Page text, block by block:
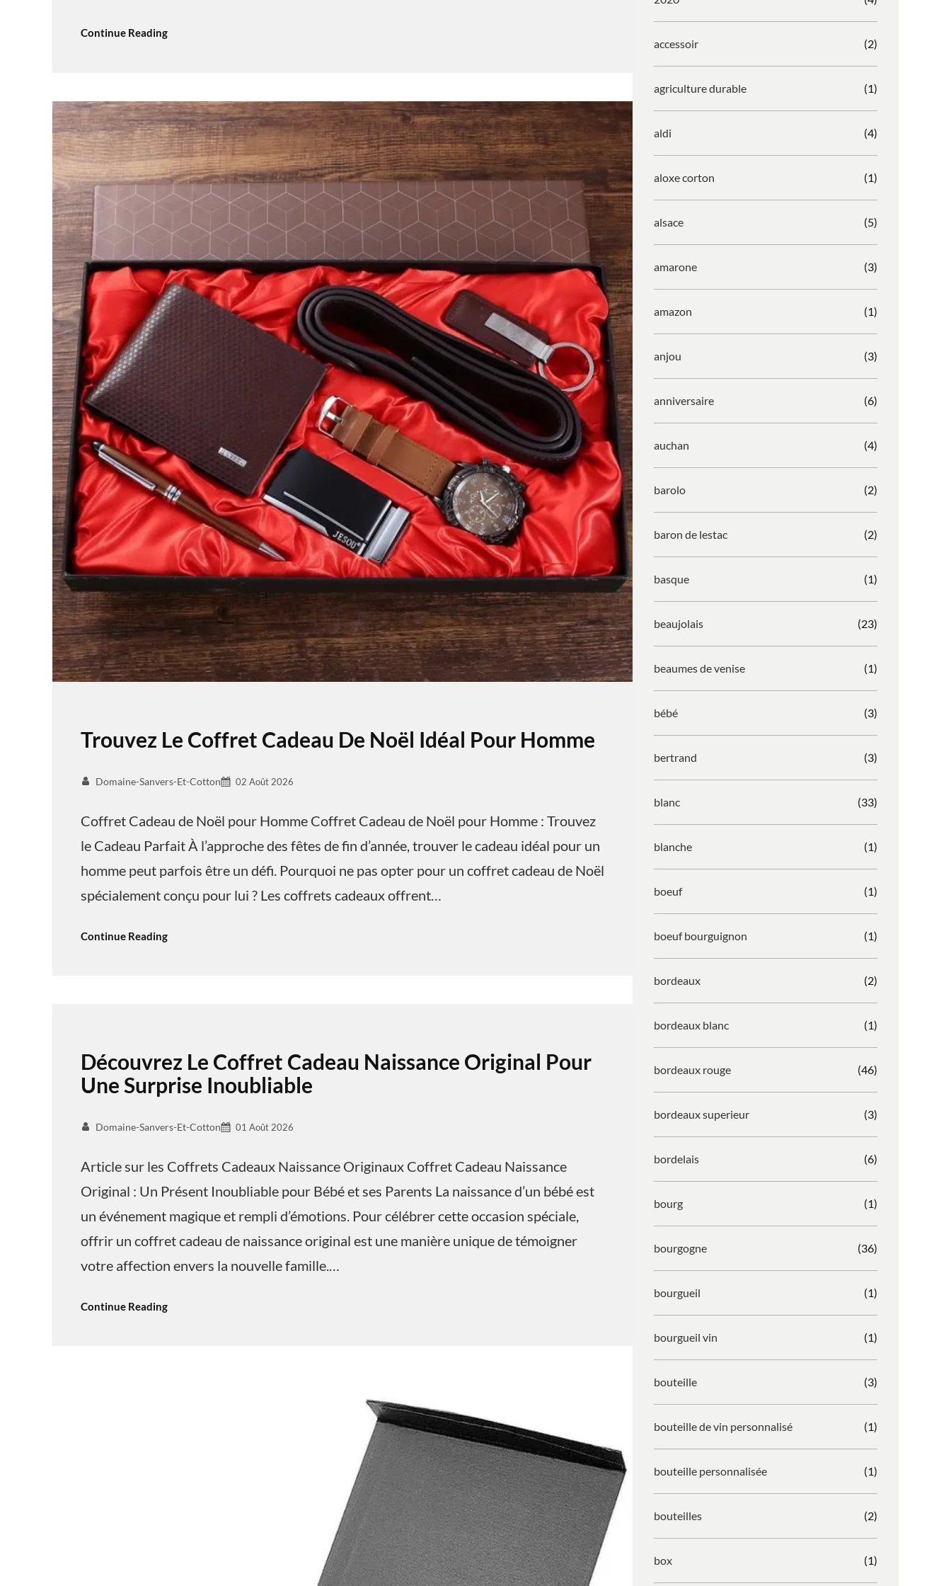
Continue Reading
Trouvez Le Coffret Cadeau De Noël Idéal Pour Homme
Domaine-Sanvers-Et-Cotton 02 Août 2026
Coffret Cadeau de Noël pour Homme Coffret Cadeau de Noël pour Homme : Trouvez
le Cadeau Parfait À l’approche des fêtes de fin d’année, trouver le cadeau idéal pour un
homme peut parfois être un défi. Pourquoi ne pas opter pour un coffret cadeau de Noël
spécialement conçu pour lui ? Les coffrets cadeaux offrent…
Continue Reading
Découvrez Le Coffret Cadeau Naissance Original Pour
Une Surprise Inoubliable
Domaine-Sanvers-Et-Cotton 01 Août 2026
Article sur les Coffrets Cadeaux Naissance Originaux Coffret Cadeau Naissance
Original : Un Présent Inoubliable pour Bébé et ses Parents La naissance d’un bébé est
un événement magique et rempli d’émotions. Pour célébrer cette occasion spéciale,
offrir un coffret cadeau de naissance original est une manière unique de témoigner
votre affection envers la nouvelle famille.…
Continue Reading
accessoir (2)
agriculture durable (1)
aldi (4)
aloxe corton (1)
alsace (5)
amarone (3)
amazon (1)
anjou (3)
anniversaire (6)
auchan (4)
barolo (2)
baron de lestac (2)
basque (1)
beaujolais (23)
beaumes de venise (1)
bébé (3)
bertrand (3)
blanc (33)
blanche (1)
boeuf (1)
boeuf bourguignon (1)
bordeaux (2)
bordeaux blanc (1)
bordeaux rouge (46)
bordeaux superieur (3)
bordelais (6)
bourg (1)
bourgogne (36)
bourgueil (1)
bourgueil vin (1)
bouteille (3)
bouteille de vin personnalisé (1)
bouteille personnalisée (1)
bouteilles (2)
box (1)